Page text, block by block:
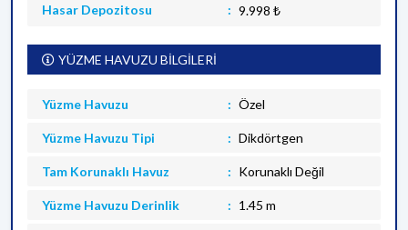
Hasar Depozitosu 9.998 ₺
YÜZME HAVUZU BİLGİLERİ
Yüzme Havuzu Özel
Yüzme Havuzu Tipi Dikdörtgen
Tam Korunaklı Havuz Korunaklı Değil
Yüzme Havuzu Derinlik 1.45 m